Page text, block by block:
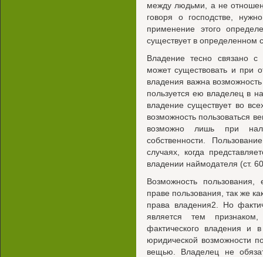
между людьми, а не
говоря о господстве,
применение этого
существует в определенном
Владение тесно связано
может существовать и при
владения важна
пользуется ею владелец в
владение существует во
возможность пользоваться
возможно лишь при
собственности.
случаях, когда
владении наймодателя (ст.
Возможность пользования,
праве пользования, так же
права владения2. Но
является тем
фактического владения и
юридической возможности
вещью. Владелец не